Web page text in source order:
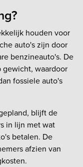
houden voor
auto's zijn door
benzineauto's. De
waardoor
fossiele auto's
blijft de
in lijn met wat
betalen. De
afzien van